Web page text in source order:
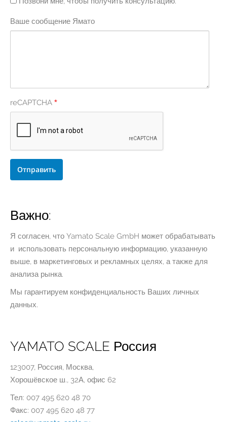
Ваше сообщение Ямато
reCAPTCHA *
Важно:
Я согласен, что Yamato Scale GmbH может обрабатывать
и использовать персональную информацию, указанную
выше, в маркетинговых и рекламных целях, а также для
анализа рынка.
Мы гарантируем конфиденциальность Ваших личных
данных.
YAMATO SCALE Россия
123007, Россия, Москва,
Хорошёвское ш., 32А, офис 62
Тел: 007 495 620 48 70
Факс: 007 495 620 48 77